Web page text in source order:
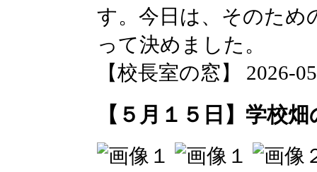
す。今日は、そのため
って決めました。
【校長室の窓】 2026-
【５月１５日】学校